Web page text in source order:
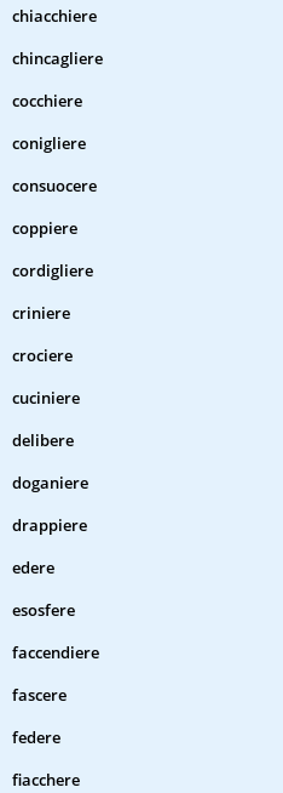
chiacchiere
chincagliere
cocchiere
conigliere
consuocere
coppiere
cordigliere
criniere
crociere
cuciniere
delibere
doganiere
drappiere
edere
esosfere
faccendiere
fascere
federe
fiacchere